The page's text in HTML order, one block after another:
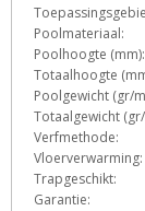
Poolmateriaal:
Poolhoogte (mm):
Totaalhoogte
Poolgewicht (gr/
Totaalgewicht (gr/
Verfmethode:
Vloerverwarming:
Trapgeschikt:
Garantie:
TZ